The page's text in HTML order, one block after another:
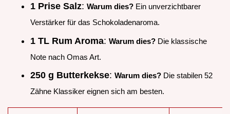
1 Prise Salz: Warum dies? Ein unverzichtbarer
Verstärker für das Schokoladenaroma.
1 TL Rum Aroma: Warum dies? Die klassische
Note nach Omas Art.
250 g Butterkekse: Warum dies? Die stabilen 52
Zähne Klassiker eignen sich am besten.